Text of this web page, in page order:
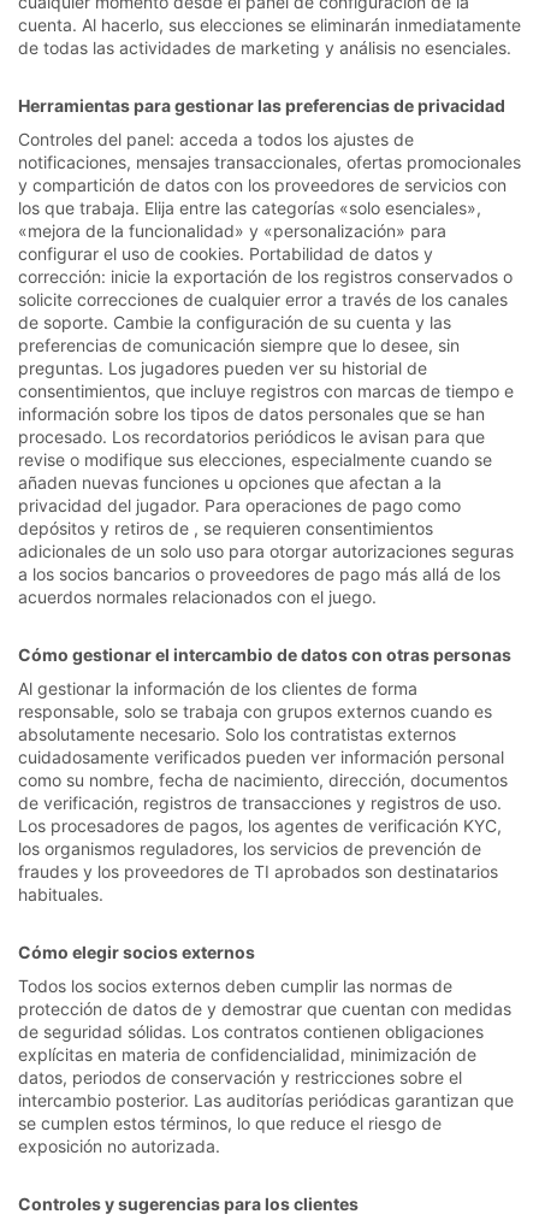
cuenta. Al hacerlo, sus elecciones se eliminarán inmediatamente
de todas las actividades de marketing y análisis no esenciales.
Herramientas para gestionar las preferencias de privacidad
Controles del panel: acceda a todos los ajustes de
notificaciones, mensajes transaccionales, ofertas promocionales
y compartición de datos con los proveedores de servicios con
los que trabaja. Elija entre las categorías «solo esenciales»,
«mejora de la funcionalidad» y «personalización» para
configurar el uso de cookies. Portabilidad de datos y
corrección: inicie la exportación de los registros conservados o
solicite correcciones de cualquier error a través de los canales
de soporte. Cambie la configuración de su cuenta y las
preferencias de comunicación siempre que lo desee, sin
preguntas. Los jugadores pueden ver su historial de
consentimientos, que incluye registros con marcas de tiempo e
información sobre los tipos de datos personales que se han
procesado. Los recordatorios periódicos le avisan para que
revise o modifique sus elecciones, especialmente cuando se
añaden nuevas funciones u opciones que afectan a la
privacidad del jugador. Para operaciones de pago como
depósitos y retiros de , se requieren consentimientos
adicionales de un solo uso para otorgar autorizaciones seguras
a los socios bancarios o proveedores de pago más allá de los
acuerdos normales relacionados con el juego.
Cómo gestionar el intercambio de datos con otras personas
Al gestionar la información de los clientes de forma
responsable, solo se trabaja con grupos externos cuando es
absolutamente necesario. Solo los contratistas externos
cuidadosamente verificados pueden ver información personal
como su nombre, fecha de nacimiento, dirección, documentos
de verificación, registros de transacciones y registros de uso.
Los procesadores de pagos, los agentes de verificación KYC,
los organismos reguladores, los servicios de prevención de
fraudes y los proveedores de TI aprobados son destinatarios
habituales.
Cómo elegir socios externos
Todos los socios externos deben cumplir las normas de
protección de datos de y demostrar que cuentan con medidas
de seguridad sólidas. Los contratos contienen obligaciones
explícitas en materia de confidencialidad, minimización de
datos, periodos de conservación y restricciones sobre el
intercambio posterior. Las auditorías periódicas garantizan que
se cumplen estos términos, lo que reduce el riesgo de
exposición no autorizada.
Controles y sugerencias para los clientes